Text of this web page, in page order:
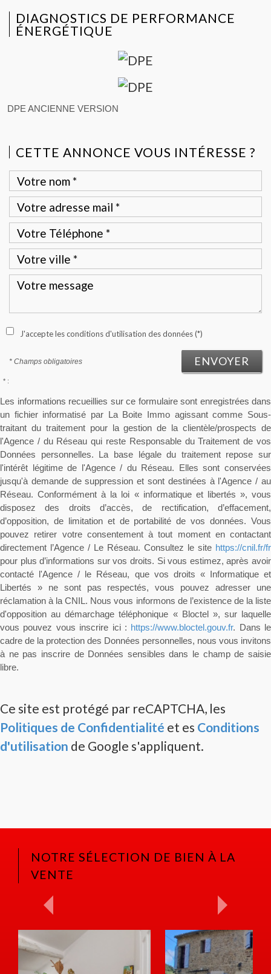
DIAGNOSTICS DE PERFORMANCE
ÉNERGÉTIQUE
DPE ANCIENNE VERSION
CETTE ANNONCE VOUS INTÉRESSE ?
J'accepte les conditions d'utilisation des données (*)
* Champs obligatoires ENVOYER
* :
Les informations recueillies sur ce formulaire sont enregistrées dans
un fichier informatisé par La Boite Immo agissant comme Sous-
traitant du traitement pour la gestion de la clientèle/prospects de
l'Agence / du Réseau qui reste Responsable du Traitement de vos
Données personnelles. La base légale du traitement repose sur
l'intérêt légitime de l'Agence / du Réseau. Elles sont conservées
jusqu'à demande de suppression et sont destinées à l'Agence / au
Réseau. Conformément à la loi « informatique et libertés », vous
disposez des droits d’accès, de rectification, d’effacement,
d’opposition, de limitation et de portabilité de vos données. Vous
pouvez retirer votre consentement à tout moment en contactant
directement l’Agence / Le Réseau. Consultez le site https://cnil.fr/fr
pour plus d’informations sur vos droits. Si vous estimez, après avoir
contacté l'Agence / le Réseau, que vos droits « Informatique et
Libertés » ne sont pas respectés, vous pouvez adresser une
réclamation à la CNIL. Nous vous informons de l’existence de la liste
d'opposition au démarchage téléphonique « Bloctel », sur laquelle
vous pouvez vous inscrire ici : https://www.bloctel.gouv.fr. Dans le
cadre de la protection des Données personnelles, nous vous invitons
à ne pas inscrire de Données sensibles dans le champ de saisie
libre.
Ce site est protégé par reCAPTCHA, les
Politiques de Confidentialité et es Conditions
d'utilisation de Google s'appliquent.
NOTRE SÉLECTION DE BIEN À LA
VENTE